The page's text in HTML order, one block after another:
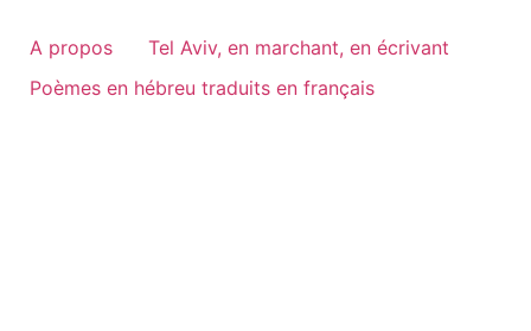
A propos
Tel Aviv, en marchant, en écrivant
Poèmes en hébreu traduits en français